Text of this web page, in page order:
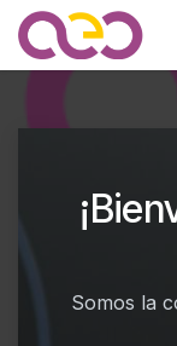
Ir al contenido
Somos la